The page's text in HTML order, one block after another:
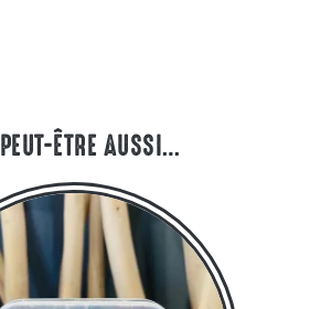
ÊTRE AUSSI…